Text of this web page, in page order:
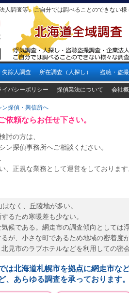
人調査等、ご自分では調べることのできない
失踪人調査 所在調査（人探し） 盗聴・盗
イバシーポリシー 探偵業法について 会社
探偵・興信所へ
依頼ならお任せ下さい。
討の方は、
ン探偵事務所へご相談ください。
、正規な業務として運営をしております
なく、丘陵地が多い。
るため寒暖差も少ない。
候である。網走市の調査傾向としては
が、小さな町であるため地域の密着度が
見市のラブホテルなどを利用しての密会
は北海道札幌市を拠点に網走市な
、あらゆる調査を承っております。